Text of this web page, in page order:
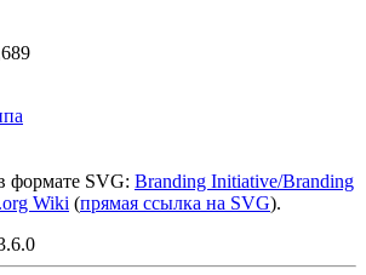
формате SVG: Branding Initiative/Branding
Wiki (прямая ссылка на SVG).